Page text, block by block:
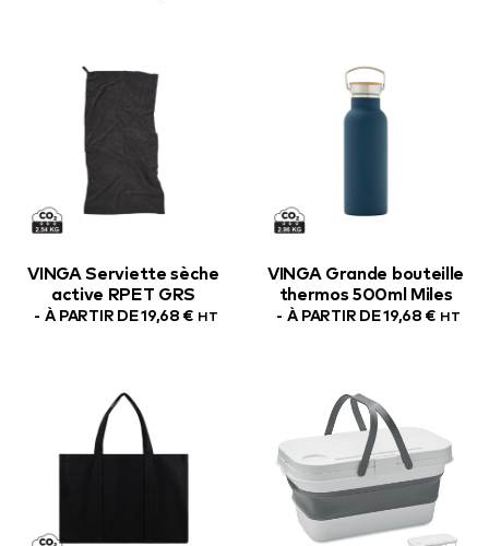
VINGA Serviette sèche
active RPET GRS
À PARTIR DE19,68 € HT
VINGA Grande bouteille
thermos 500ml Miles
À PARTIR DE19,68 € HT